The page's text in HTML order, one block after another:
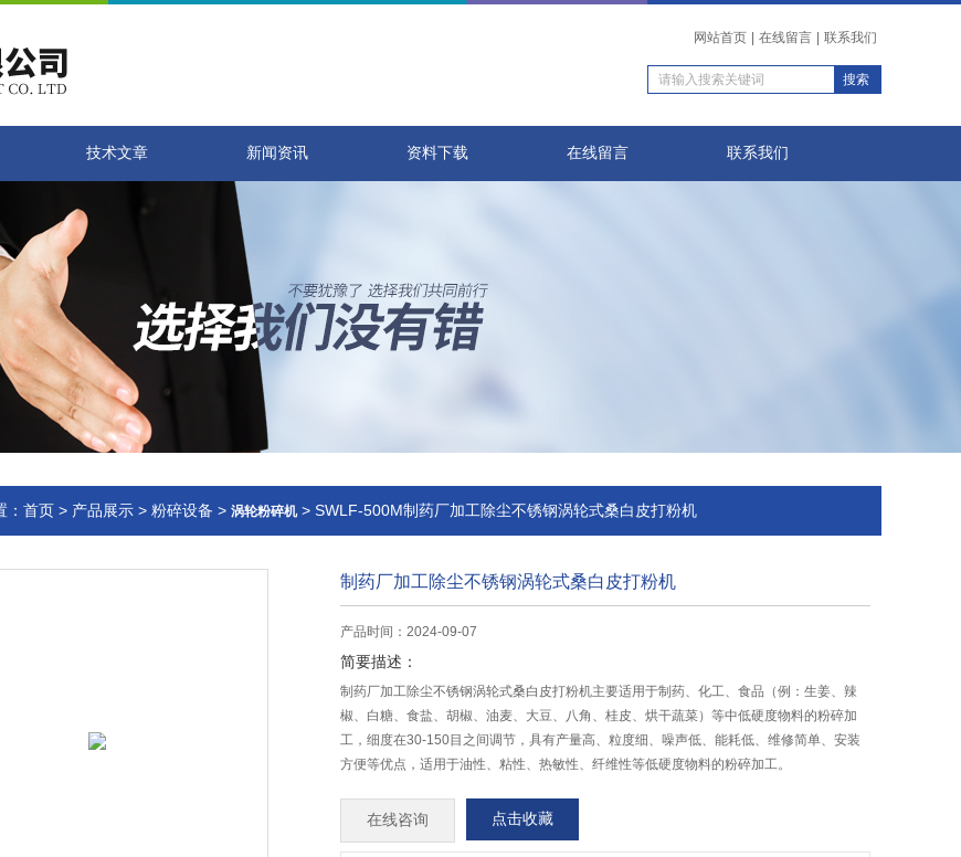
网站首页 在线留言 联系我们
技术文章 新闻资讯 资料下载 在线留言 联系我们
首页 > 产品展示 > 粉碎设备 > 涡轮粉碎机> SWLF-500M制药厂加工除尘不锈钢涡轮式桑白皮打粉机
制药厂加工除尘不锈钢涡轮式桑白皮打粉机
产品时间：2024-09-07
简要描述：
制药厂加工除尘不锈钢涡轮式桑白皮打粉机主要适用于制药、化工、食品（例：生姜、辣
椒、白糖、食盐、胡椒、油麦、大豆、八角、桂皮、烘干蔬菜）等中低硬度物料的粉碎加
工，细度在30-150目之间调节，具有产量高、粒度细、噪声低、能耗低、维修简单、安装
方便等优点，适用于油性、粘性、热敏性、纤维性等低硬度物料的粉碎加工。
在线咨询 点击收藏